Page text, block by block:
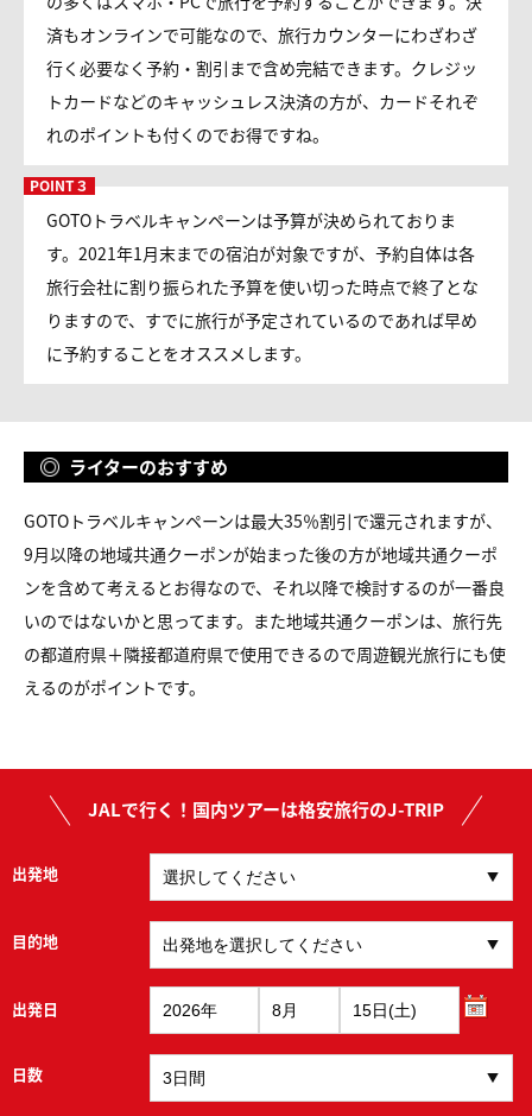
済もオンラインで可能なので、旅行カウンターにわざわざ
行く必要なく予約・割引まで含め完結できます。クレジッ
トカードなどのキャッシュレス決済の方が、カードそれぞ
れのポイントも付くのでお得ですね。
GOTOトラベルキャンペーンは予算が決められておりま
す。2021年1月末までの宿泊が対象ですが、予約自体は各
旅行会社に割り振られた予算を使い切った時点で終了とな
りますので、すでに旅行が予定されているのであれば早め
に予約することをオススメします。
ライターのおすすめ
GOTOトラベルキャンペーンは最大35％割引で還元されますが、
9月以降の地域共通クーポンが始まった後の方が地域共通クーポ
ンを含めて考えるとお得なので、それ以降で検討するのが一番良
いのではないかと思ってます。また地域共通クーポンは、旅行先
の都道府県＋隣接都道府県で使用できるので周遊観光旅行にも使
えるのがポイントです。
JALで行く！国内ツアーは格安旅行のJ-TRIP
出発地
目的地
出発日
日数